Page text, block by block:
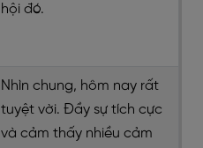
hội đó.
Nhìn chung, hôm nay rất
tuyệt vời. Đầy sự tích cực
và cảm thấy nhiều cảm